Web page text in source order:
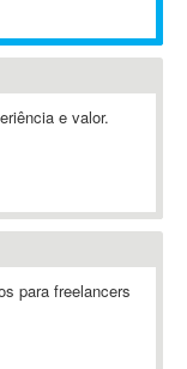
e valor.
para freelancers